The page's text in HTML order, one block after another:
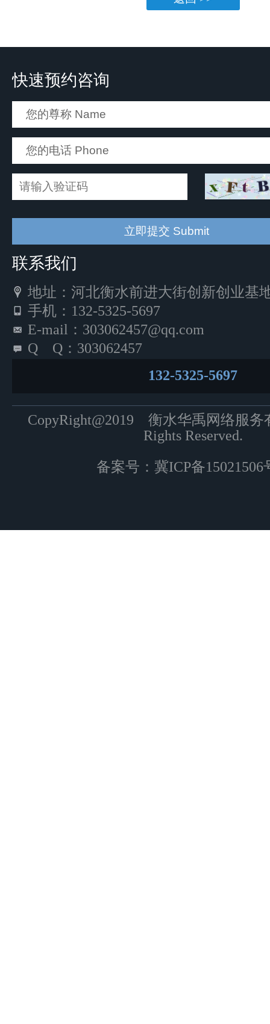
快速预约咨询
联系我们
地址：河北衡水前进大街创新创业基
手机：132-5325-5697
E-mail：303062457@qq.com
Q Q：303062457
132-5325-5697
CopyRight@2019 衡水华禹网络服
Rights Reserved.
备案号： 冀ICP备15021506